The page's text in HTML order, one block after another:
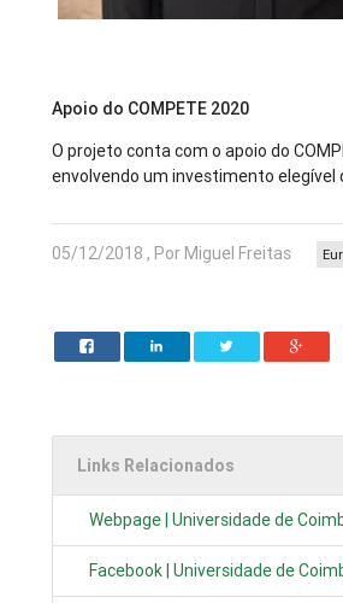
Apoio do COMPETE 2020
O projeto conta com o apoio do
envolvendo um investimento elegível
05/12/2018 , Por Miguel Freitas
Links Relacionados
Webpage | Universidade de
Facebook | Universidade de